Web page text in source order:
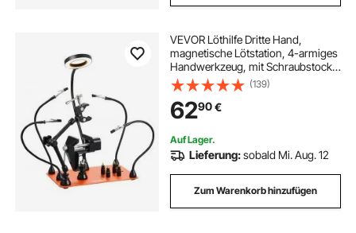
VEVOR Löthilfe Dritte Hand,
magnetische Lötstation, 4-armiges
Handwerkzeug, mit Schraubstock,
3-facher LED-
Vergrößerungslampe, 4
Leiterplattenhaltern und 360-Grad-
Heißluftpistolenhalter
(139)
6290€
Auf Lager.
Lieferung:sobald Mi. Aug. 12
Zum Warenkorb hinzufügen